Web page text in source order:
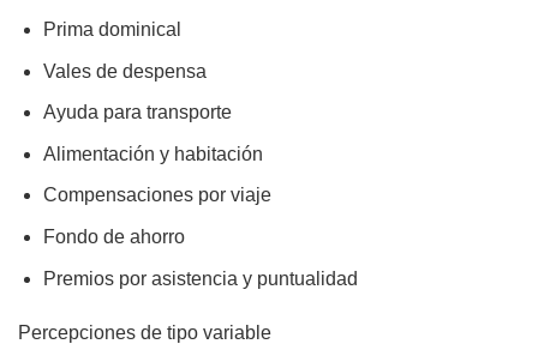
Prima dominical
Vales de despensa
Ayuda para transporte
Alimentación y habitación
Compensaciones por viaje
Fondo de ahorro
Premios por asistencia y puntualidad
Percepciones de tipo variable